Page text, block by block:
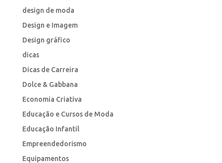
design de moda
Design e Imagem
Design gráfico
dicas
Dicas de Carreira
Dolce & Gabbana
Economia Criativa
Educação e Cursos de Moda
Educação Infantil
Empreendedorismo
Equipamentos